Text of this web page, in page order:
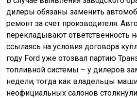
дилеры обязаны заменить
ремонт за счет производителя.
перекладывают ответственность
ссылаясь на условия договора
году Ford уже отозвал партию
топливной системы – у дилеров
недели, тогда как владельцы
неофициальных салонов